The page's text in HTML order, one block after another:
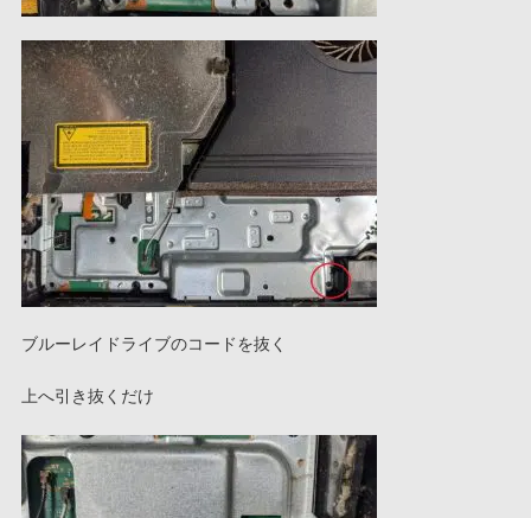
ブルーレイドライブのコードを抜く
上へ引き抜くだけ